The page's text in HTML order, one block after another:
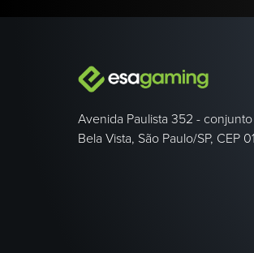
Avenida Paulista 352 - conjunto
Bela Vista, São Paulo/SP, CEP